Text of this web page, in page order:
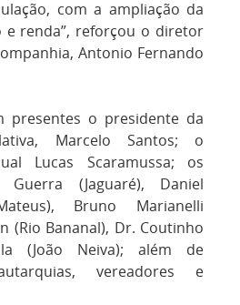
com a ampliação da
e renda”, reforçou o diretor
Antonio Fernando
presentes o presidente da
Marcelo Santos; o
Lucas Scaramussa; os
(Jaguaré), Daniel
Bruno Marianelli
(Rio Bananal), Dr. Coutinho
(João Neiva); além de
vereadores e